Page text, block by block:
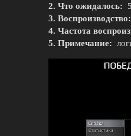
2. Что ожидалось:
3. Воспроизводство:
4. Частота
5. Примечание: